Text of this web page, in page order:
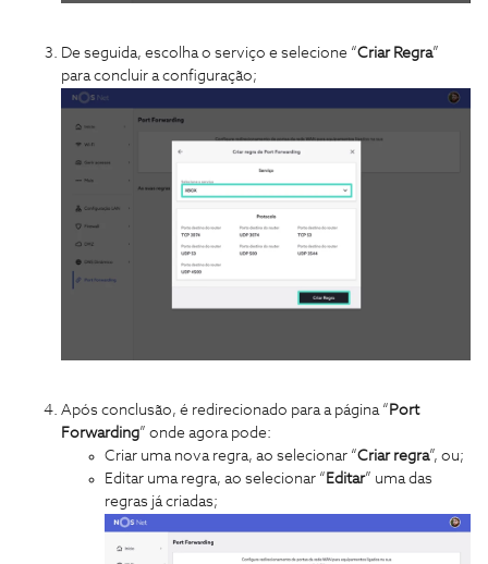
De seguida, escolha o serviço e selecione “Criar Regra”
para concluir a configuração;
Após conclusão, é redirecionado para a página “ Port
Forwarding” onde agora pode:
Criar uma nova regra, ao selecionar “Criar regra”, ou;
Editar uma regra, ao selecionar “ Editar” uma das
regras já criadas;